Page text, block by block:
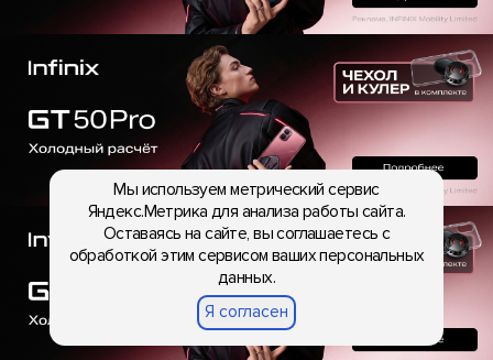
Мы используем метрический сервис
Яндекс.Метрика для анализа работы сайта.
Оставаясь на сайте, вы соглашаетесь с
обработкой этим сервисом ваших персональных
данных.
Я согласен